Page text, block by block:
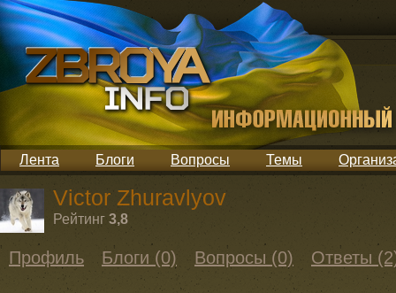
Лента Блоги Вопросы Темы
Victor Zhuravlyov
Рейтинг 3,8
Профиль Блоги (0) Вопросы (0) Ответы